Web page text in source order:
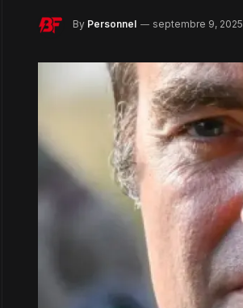
By Personnel septembre 9, 2025